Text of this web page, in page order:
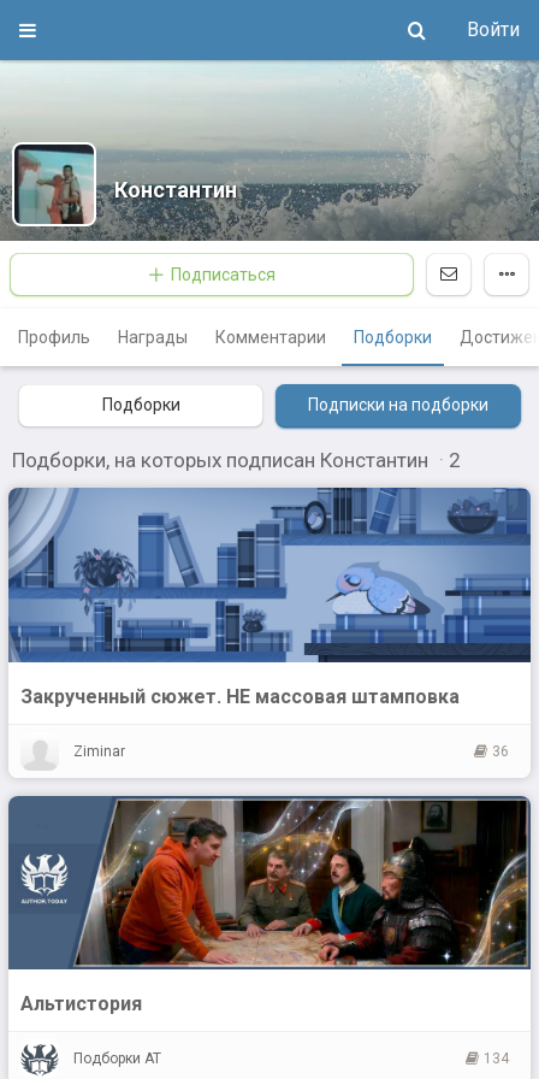
Войти
Константин
Подписаться
Профиль Награды Комментарии Подборки
Подборки Подписки на подборки
Подборки, на которых подписан Константин · 2
Закрученный сюжет. НЕ массовая штамповка
Ziminar 36
Альтистория
Подборки АТ 134